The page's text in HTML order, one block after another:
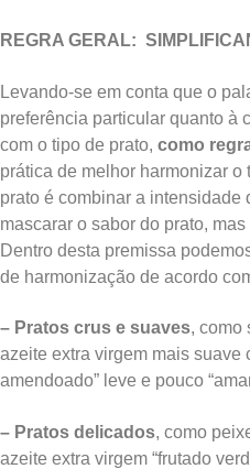
REGRA GERAL:
Levando-se em conta que o
preferência particular quanto à
com o tipo de prato, como
prática de melhor harmonizar o
prato é combinar a intensidade
mascarar o sabor do prato,
Dentro desta premissa
de harmonização de acordo
– Pratos crus e suaves, como
azeite extra virgem mais suave
amendoado” leve e pouco
– Pratos delicados, como
azeite extra virgem “frutado